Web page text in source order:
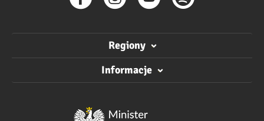
Regiony
Informacje